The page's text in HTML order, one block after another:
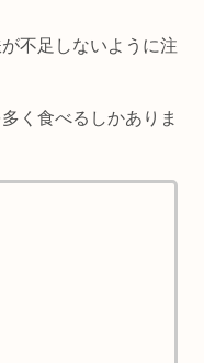
不足しないように注
く食べるしかありま